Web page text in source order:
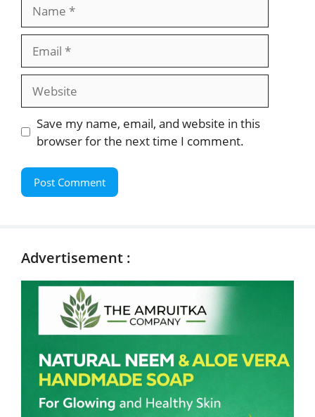
Website
Save my name, email, and website in this
browser for the next time I comment.
Advertisement :